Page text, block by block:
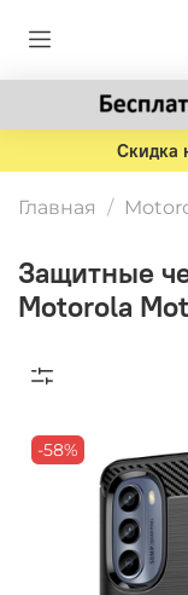
Скидка
Главная
Защитные
Motorola
-58%